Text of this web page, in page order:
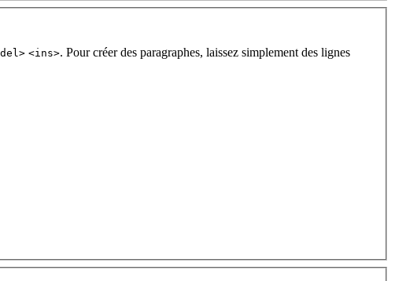
<ins>. Pour créer des paragraphes, laissez simplement des lignes